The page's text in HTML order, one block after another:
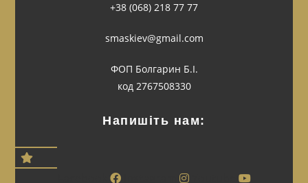
+38 (068) 218 77 77
smaskiev@gmail.com
ФОП Болгарин Б.І.
код 2767508330
Напишіть нам: